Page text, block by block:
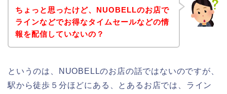
ちょっと思ったけど、NUOBELLのお店で
ラインなどでお得なタイムセールなどの情
報を配信していないの？
というのは、NUOBELLのお店の話ではないのですが、
駅から徒歩５分ほどにある、とあるお店では、ライン